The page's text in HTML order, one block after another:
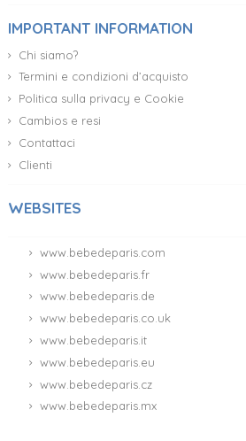
IMPORTANT INFORMATION
Chi siamo?
Termini e condizioni d’acquisto
Politica sulla privacy e Cookie
Cambios e resi
Contattaci
Clienti
WEBSITES
www.bebedeparis.com
www.bebedeparis.fr
www.bebedeparis.de
www.bebedeparis.co.uk
www.bebedeparis.it
www.bebedeparis.eu
www.bebedeparis.cz
www.bebedeparis.mx